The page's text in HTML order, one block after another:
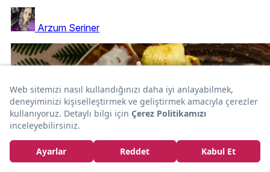
Arzum Seriner